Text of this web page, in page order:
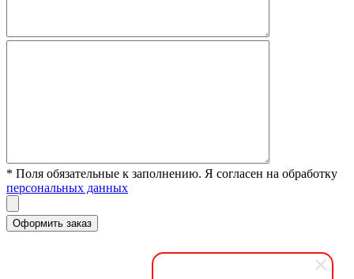
* Поля обязательные к заполнению. Я согласен на обработку
персональных данных